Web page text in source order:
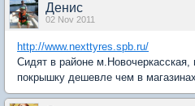
Денис
02 Nov 2011
http://www.nexttyres.spb.ru/
Сидят в районе
покрышку дешевле чем в магазинах